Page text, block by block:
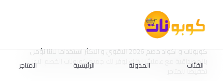
الفئات المدونة الرئيسية المتاجر
كوبونات و اكواد خصم 2026 الاقوي و الاكثر استخداما لاننا نؤمن
بالمصداقية مع عملائنا لذلك نوفر لك جميع كوبونات الخصم الاعلى
تخفيضا للمتاجر